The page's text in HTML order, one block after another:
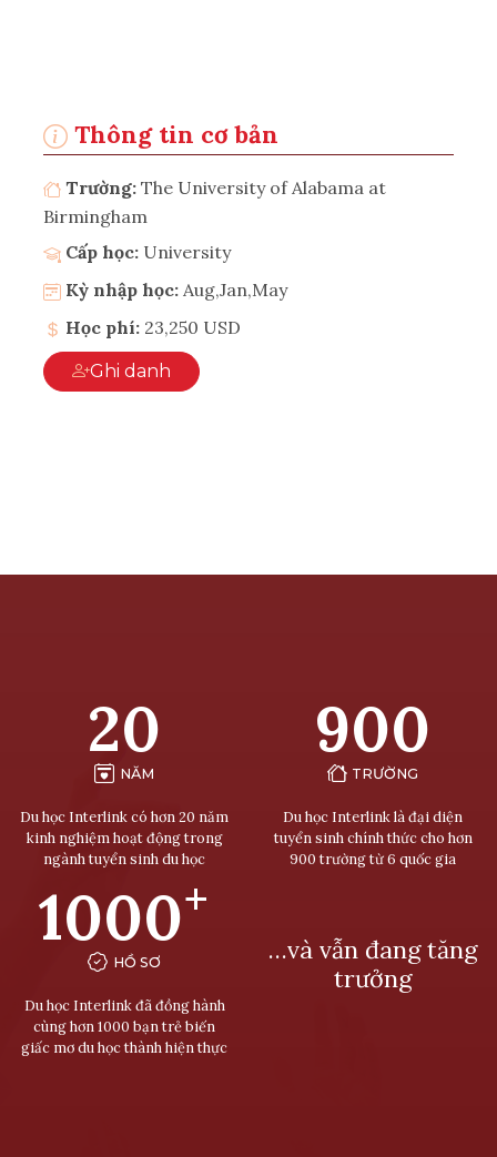
Thông tin cơ bản
Trường: The University of Alabama at
Birmingham
Cấp học: University
Kỳ nhập học: Aug,Jan,May
Học phí: 23,250 USD
Ghi danh
20
NĂM
Du học Interlink có hơn 20 năm
kinh nghiệm hoạt động trong
ngành tuyển sinh du học
900
TRƯỜNG
Du học Interlink là đại diện
tuyển sinh chính thức cho hơn
900 trường từ 6 quốc gia
1000+
HỒ SƠ
Du học Interlink đã đồng hành
cùng hơn 1000 bạn trẻ biến
giấc mơ du học thành hiện thực
…và vẫn đang tăng
trưởng